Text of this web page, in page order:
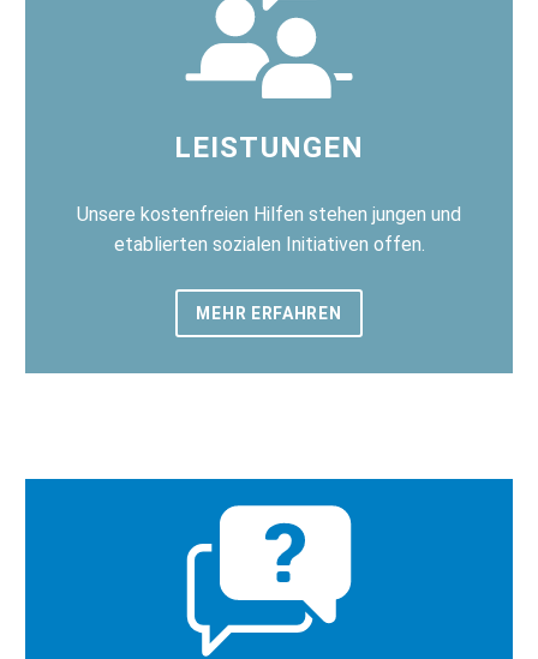
LEISTUNGEN
Unsere kostenfreien Hilfen stehen jungen und
etablierten sozialen Initiativen offen.
MEHR ERFAHREN